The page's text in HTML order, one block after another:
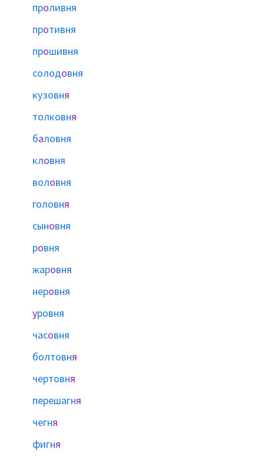
проливня
противня
прошивня
солодовня
кузовня
толковня
баловня
кловня
воловня
головня
сыновня
ровня
жаровня
неровня
уровня
часовня
болтовня
чертовня
перешагня
чегня
фигня